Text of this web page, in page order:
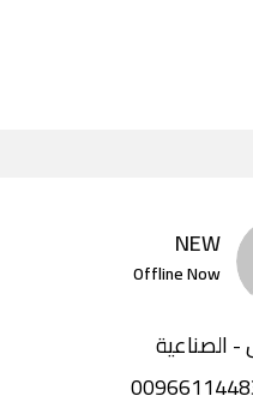
NEW
Offline Now
- الصناعية